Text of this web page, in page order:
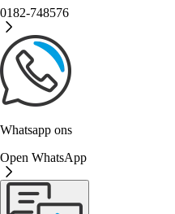
0182-748576
Whatsapp ons
Open WhatsApp